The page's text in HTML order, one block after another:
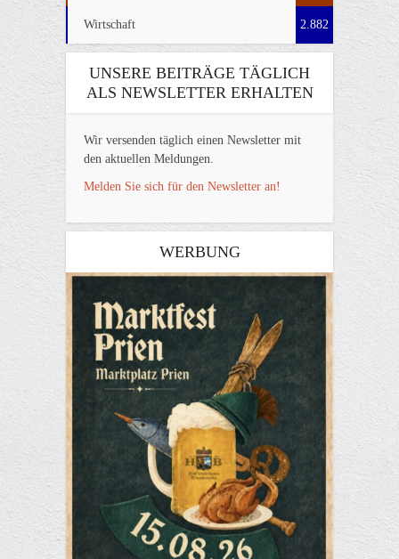
Wirtschaft 2.882
UNSERE BEITRÄGE TÄGLICH
ALS NEWSLETTER ERHALTEN
Wir versenden täglich einen Newsletter mit
den aktuellen Meldungen.
Melden Sie sich für den Newsletter an!
WERBUNG